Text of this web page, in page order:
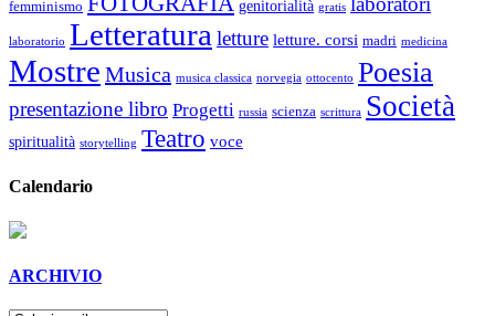
femminismo genitorialità gratis laboratori
laboratorio Letteratura letture letture. corsi madri medicina
Mostre Musica musica classica norvegia ottocento Poesia
presentazione libro Progetti russia scienza scrittura Società
spiritualità storytelling Teatro voce
Calendario
ARCHIVIO